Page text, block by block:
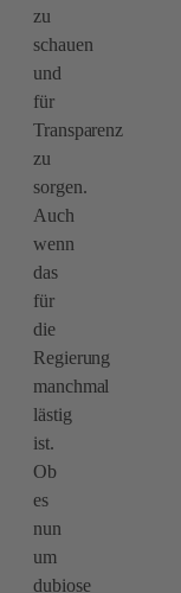
zu
schauen
und
für
Transparenz
zu
sorgen.
Auch
wenn
das
für
die
Regierung
manchmal
lästig
ist.
Ob
es
nun
um
dubiose